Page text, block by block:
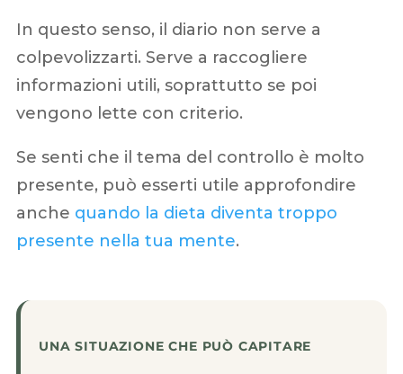
In questo senso, il diario non serve a
colpevolizzarti. Serve a raccogliere
informazioni utili, soprattutto se poi
vengono lette con criterio.
Se senti che il tema del controllo è molto
presente, può esserti utile approfondire
anche quando la dieta diventa troppo
presente nella tua mente.
UNA SITUAZIONE CHE PUÒ CAPITARE